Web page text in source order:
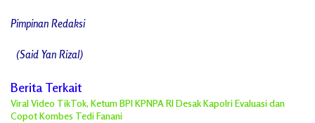
Pimpinan Redaksi
(Said Yan Rizal)
Berita Terkait
Viral Video TikTok, Ketum BPI KPNPA RI Desak Kapolri Evaluasi dan
Copot Kombes Tedi Fanani